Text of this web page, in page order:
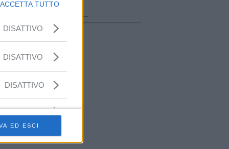
ACCETTA TUTTO
DISATTIVO
DISATTIVO
DISATTIVO
ED ESCI
ora in onda